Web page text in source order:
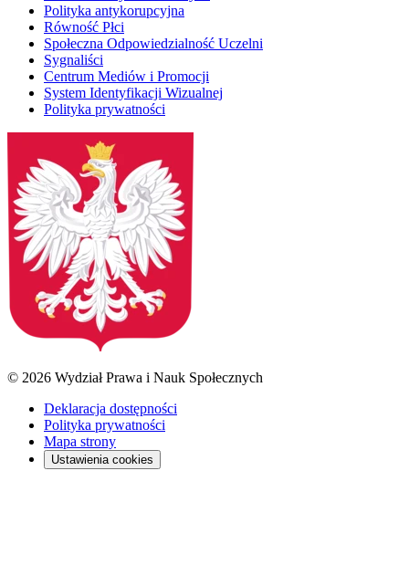
Polityka antykorupcyjna
Równość Płci
Społeczna Odpowiedzialność Uczelni
Sygnaliści
Centrum Mediów i Promocji
System Identyfikacji Wizualnej
Polityka prywatności
© 2026 Wydział Prawa i Nauk Społecznych
Deklaracja dostępności
Polityka prywatności
Mapa strony
Ustawienia cookies